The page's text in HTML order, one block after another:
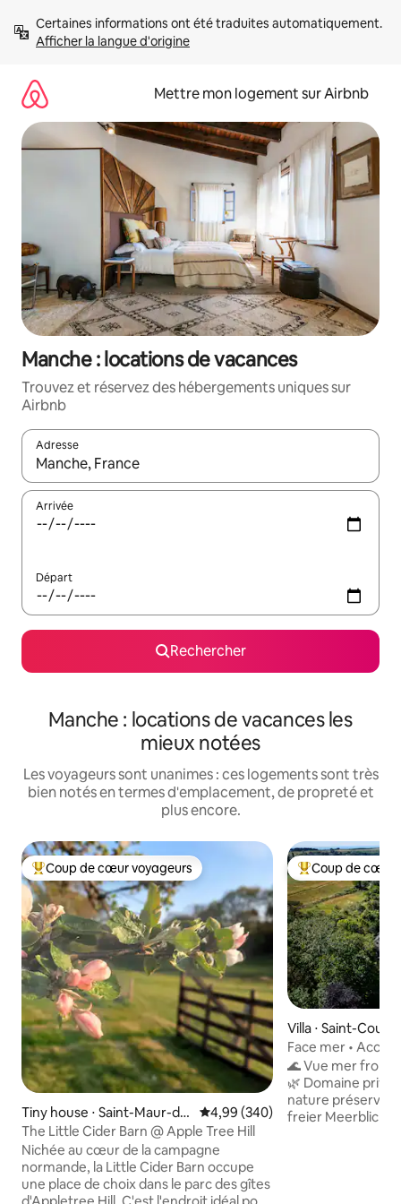
directement
Afficher la langue d'origine
Mettre mon logement sur Airbnb
Manche : locations de vacances
Trouvez et réservez des hébergements uniques sur
Airbnb
Adresse
Lorsque les résultats s'affichent, utilisez les flèches vers le
Arrivée
Départ
Rechercher
Manche : locations de vacances les
mieux notées
Les voyageurs sont unanimes : ces logements sont très
bien notés en termes d'emplacement, de propreté et
plus encore.
Coups de cœur voyageurs les plus appréciés
Coup de cœur voyageurs
Tiny house ⋅ Saint-Maur-de
s-Bois
Évaluation moyenne sur la
4,99 (340)
The Little Cider Barn @ Apple Tree Hill
Nichée au cœur de la campagne
normande, la Little Cider Barn occupe
une place de choix dans le parc des gîtes
Coups de cœur
Coup de cœur
Villa ⋅ Saint-
Face mer • Accès
gratuite
🌊 Vue mer
🌿 Domaine privé
nature
freier Meerblick •